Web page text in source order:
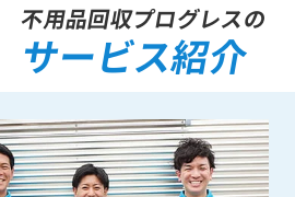
不用品回収プログレスの
サービス紹介